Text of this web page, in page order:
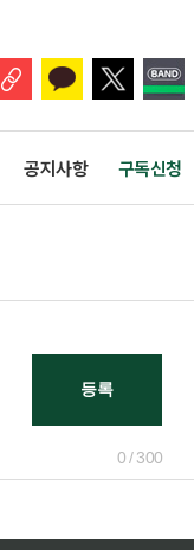
공지사항 구독신청
0 / 300